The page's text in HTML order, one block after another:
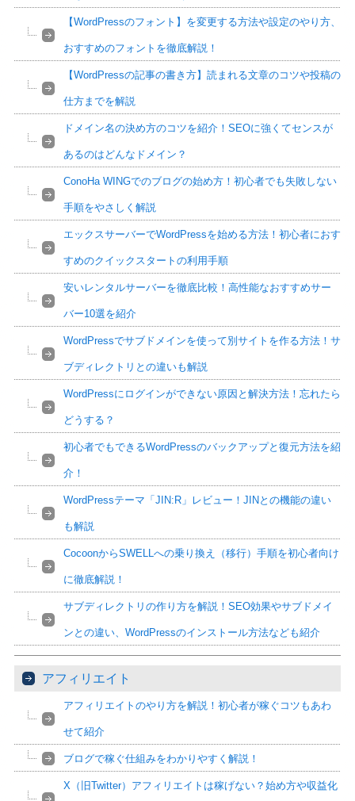
【WordPressのフォント】を変更する方法や設定のやり方、
おすすめのフォントを徹底解説！
【WordPressの記事の書き方】読まれる文章のコツや投稿の
仕方までを解説
ドメイン名の決め方のコツを紹介！SEOに強くてセンスが
あるのはどんなドメイン？
ConoHa WINGでのブログの始め方！初心者でも失敗しない
手順をやさしく解説
エックスサーバーでWordPressを始める方法！初心者におす
すめのクイックスタートの利用手順
安いレンタルサーバーを徹底比較！高性能なおすすめサー
バー10選を紹介
WordPressでサブドメインを使って別サイトを作る方法！サ
ブディレクトリとの違いも解説
WordPressにログインができない原因と解決方法！忘れたら
どうする？
初心者でもできるWordPressのバックアップと復元方法を紹
介！
WordPressテーマ「JIN:R」レビュー！JINとの機能の違い
も解説
CocoonからSWELLへの乗り換え（移行）手順を初心者向け
に徹底解説！
サブディレクトリの作り方を解説！SEO効果やサブドメイ
ンとの違い、WordPressのインストール方法なども紹介
アフィリエイト
アフィリエイトのやり方を解説！初心者が稼ぐコツもあわ
せて紹介
ブログで稼ぐ仕組みをわかりやすく解説！
X（旧Twitter）アフィリエイトは稼げない？始め方や収益化